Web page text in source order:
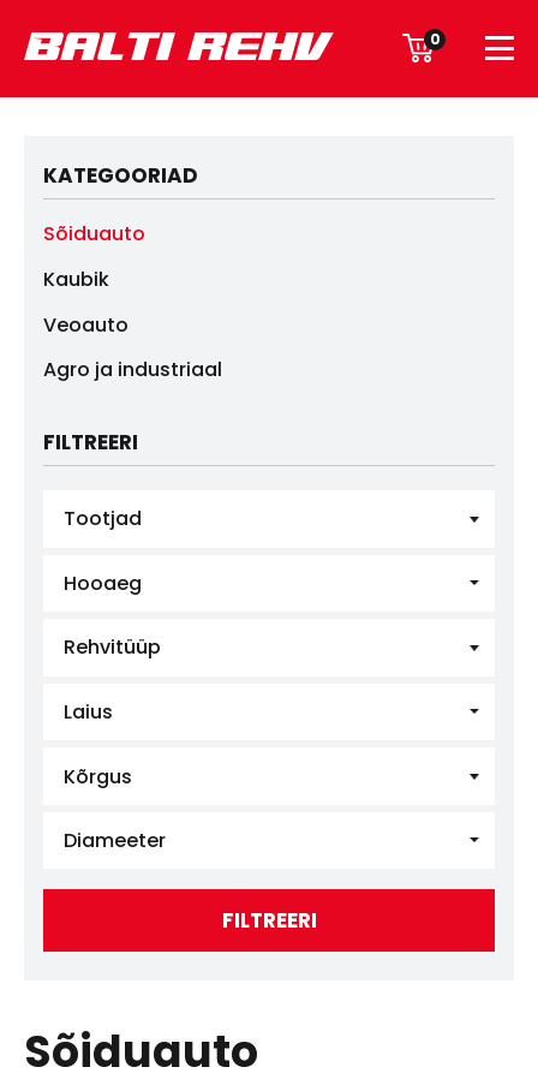
0
KATEGOORIAD
Sõiduauto
Kaubik
Veoauto
Agro ja industriaal
FILTREERI
Tootjad
Rehvitüüp
Hooaeg
Laius
Kõrgus
Diameeter
FILTREERI
Sõiduauto